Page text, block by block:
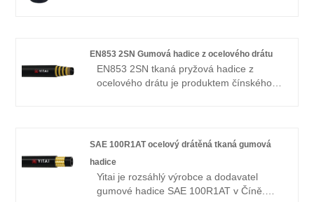
pokrývají většinu evropských a
amerických trhů. Těšíme se, že se
staneme vaším dlouhodobým partnerem v
EN853 2SN Gumová hadice z ocelového drátu
EN853 2SN tkaná pryžová hadice z
ocelového drátu je produktem čínského
vysokou pevností v tahu pro podporu
při 3/16" vnitřním průměru. Oleji odolná
trubice a kryt odolný proti ozónu a otěru
přispívají k dlouhodobé životnosti.
SAE 100R1AT ocelový drátěná tkaná gumová
hadice
Yitai je rozsáhlý výrobce a dodavatel
gumové hadice SAE 100R1AT v Číně.